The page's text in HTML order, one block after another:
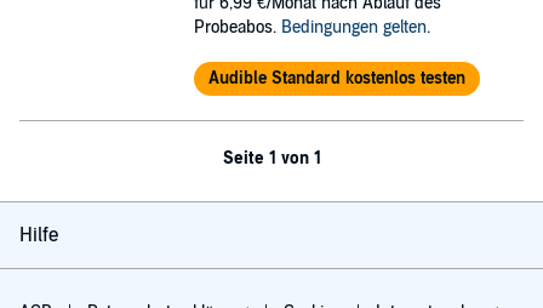
Probeabos. Bedingungen gelten.
Audible Standard kostenlos testen
Seite 1 von 1
Hilfe